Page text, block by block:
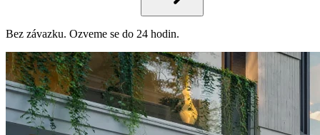
Bez závazku. Ozveme se do 24 hodin.